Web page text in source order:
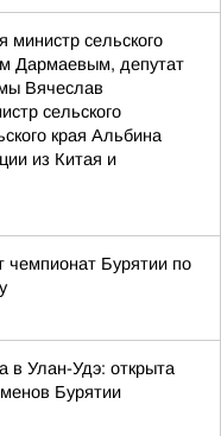
сельского
Дармаевым, депутат
Вячеслав
сельского
края Альбина
из Китая и
чемпионат Бурятии по
в Улан-Удэ: открыта
Бурятии